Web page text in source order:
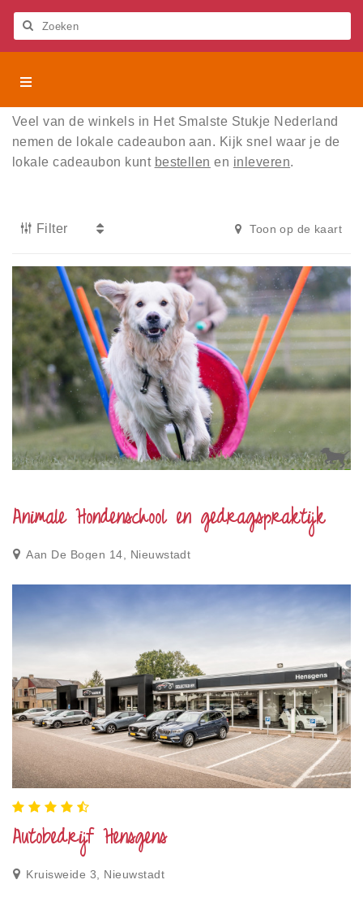
Deze
website
een
toegankelijkheidssysteem.
Het Smalste Stukje Nederland
Activiteiten
Beleven
Lokale cadeaubon
Over
Privacy
Toegankelijkheid
Disclaimer
Inloggen
Stukje
Nederland
Veel van de winkels in Het Smalste Stukje Nederland
nemen de lokale cadeaubon aan. Kijk snel waar je de
lokale cadeaubon kunt bestellen en inleveren.
Filter Toon op de kaart
Animale Hondenschool en gedragspraktijk
Aan De Bogen 14, Nieuwstadt
Autobedrijf Hensgens
Kruisweide 3, Nieuwstadt